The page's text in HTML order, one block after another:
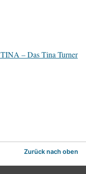
– Das Tina Turner
Zurück nach oben